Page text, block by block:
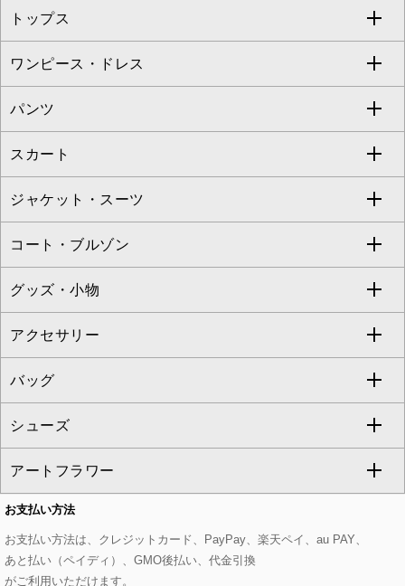
eur3
Maison de CINQ
トップス
すべてのトップス
カットソー・Tシャツ
ブラウス・シャツ
ニット・セーター
カーディガン
アンサンブルセット
ベスト・ジレ
パーカー
タンクトップ・キャミソール
スウェット・ジャージー
その他のトップス
ワンピース・ドレス
すべてのワンピース・ドレス
ワンピース
ドレス
チュニック
ジャンパースカート
その他のワンピース・ドレス
パンツ
すべてのパンツ
フルレングスパンツ
クロップド・半端丈パンツ
ガウチョ・ワイドパンツ
ハーフ・ショート丈パンツ
サロペット・オールインワン
その他のパンツ
スカート
すべてのスカート
ロング・マキシ丈スカート
ひざ丈スカート
ミモレ丈スカート
ショート・ミニ丈スカート
その他のスカート
ジャケット・スーツ
すべてのジャケット・スーツ
テーラードジャケット
ノーカラージャケット
セットアップ
セットアップジャケット
セットアップパンツ
セットアップスカート
セットアップワンピース
コート・ブルゾン
すべてのコート・ブルゾン
トレンチコート
ピーコート
ダッフルコート
チェスターコート
モッズコート
ステンカラーコート
グッズ・小物
すべてのグッズ・小物
マスク
ストール・マフラー・スヌード
ベルト・サスペンダー
帽子
ヘアアクセサリー
アクセサリー
すべてのアクセサリー
ネックレス
ピアス・イヤリング
ブレスレット・バングル
ブローチ・コサージュ
バッグ
すべてのバッグ
トートバッグ
ショルダーバッグ
ボストンバッグ
シューズ
すべてのシューズ
パンプス
スニーカー
アートフラワー
すべてのアートフラワー
ローズ
お支払い方法
お支払い方法は、クレジットカード、PayPay、楽天ペイ、au PAY、
あと払い（ペイディ）、GMO後払い、代金引換
がご利用いただけます。